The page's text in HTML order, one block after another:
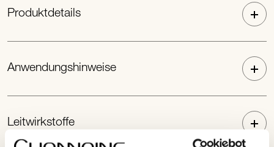
Produktdetails
Anwendungshinweise
Leitwirkstoffe